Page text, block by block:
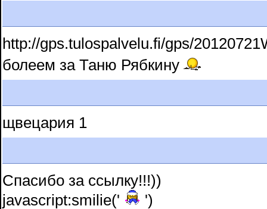
http://gps.tulospalvelu.fi/gps/
болеем за Таню Рябкину
щвецария 1
Спасибо за ссылку!!!))
javascript:smilie('
')